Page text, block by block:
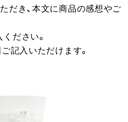
だき、本文に商品の感想やご
ださい。
記入いただけます。